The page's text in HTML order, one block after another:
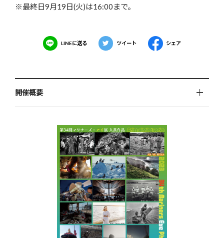
※最終日9月19日(火)は16:00まで。
LINEに送る ツイート シェア
開催概要